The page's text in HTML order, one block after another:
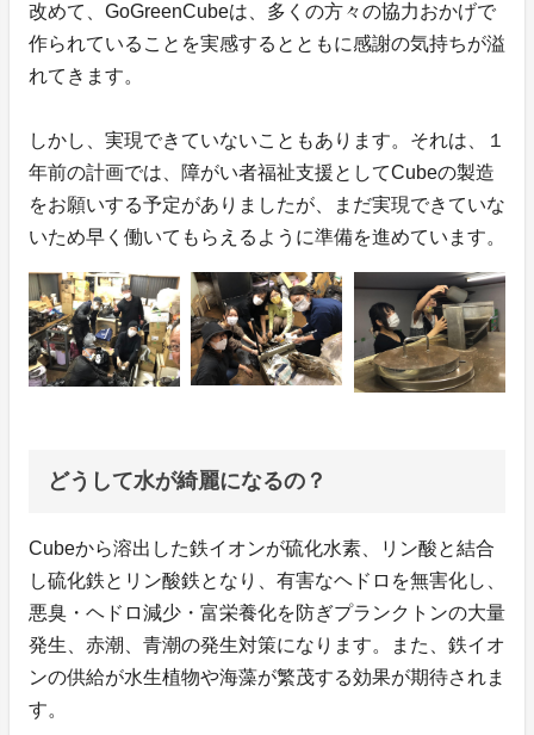
改めて、GoGreenCubeは、多くの方々の協力おかげで
作られていることを実感するとともに感謝の気持ちが溢
れてきます。
しかし、実現できていないこともあります。それは、１
年前の計画では、障がい者福祉支援としてCubeの製造
をお願いする予定がありましたが、まだ実現できていな
いため早く働いてもらえるように準備を進めています。
どうして水が綺麗になるの？
Cubeから溶出した鉄イオンが硫化水素、リン酸と結合
し硫化鉄とリン酸鉄となり、有害なヘドロを無害化し、
悪臭・ヘドロ減少・富栄養化を防ぎプランクトンの大量
発生、赤潮、青潮の発生対策になります。また、鉄イオ
ンの供給が水生植物や海藻が繁茂する効果が期待されま
す。